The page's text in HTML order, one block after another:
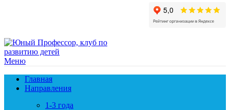
Меню
Главная
Направления
1-3 года